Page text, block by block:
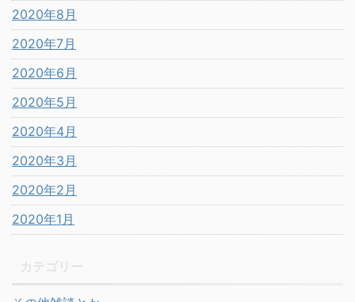
2020年8月
2020年7月
2020年6月
2020年5月
2020年4月
2020年3月
2020年2月
2020年1月